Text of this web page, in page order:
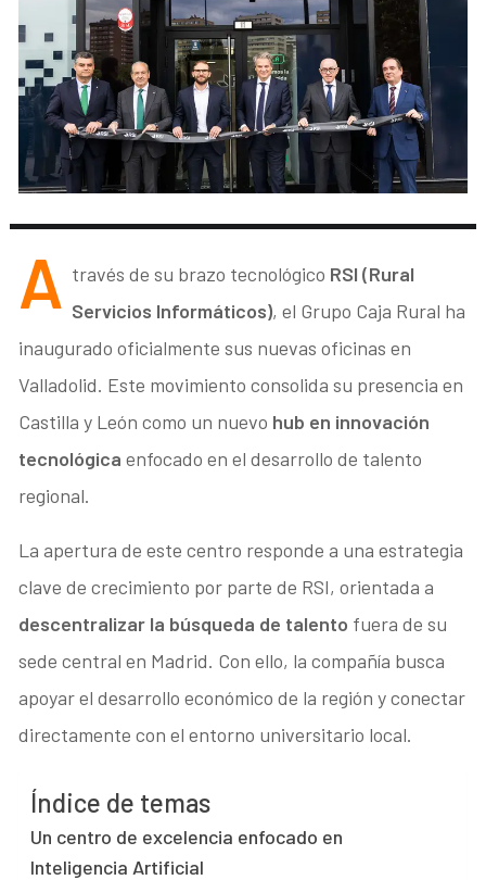
A través de su brazo tecnológico RSI (Rural
Servicios Informáticos), el Grupo Caja Rural ha
inaugurado oficialmente sus nuevas oficinas en
Valladolid. Este movimiento consolida su presencia en
Castilla y León como un nuevo hub en innovación
tecnológica enfocado en el desarrollo de talento
regional.
La apertura de este centro responde a una estrategia
clave de crecimiento por parte de RSI, orientada a
descentralizar la búsqueda de talento fuera de su
sede central en Madrid. Con ello, la compañía busca
apoyar el desarrollo económico de la región y conectar
directamente con el entorno universitario local.
Índice de temas
Un centro de excelencia enfocado en
Inteligencia Artificial